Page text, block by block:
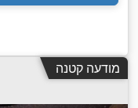
מודעה קטנה